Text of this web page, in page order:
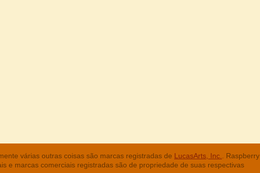
várias outras coisas são marcas registradas de LucasArts, Inc.
. Raspberry
e marcas comerciais registradas são de propriedade de suas respectivas